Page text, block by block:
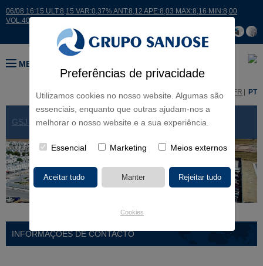
Preferências de privacidade
Utilizamos cookies no nosso website. Algumas são
essenciais, enquanto que outras ajudam-nos a
melhorar o nosso website e a sua experiência.
Essencial Marketing Meios externos
Cookies
06/08 16:15 ULT:8,15 VAR:0,37% ANT:8,12 APE:8,03 MAX:8,16 MIN:8,00
VOL:40081
MENU
EN FR PT
GSJ NO MUNDO> MÉXICO
INFORMAÇÕES DE CONTACTO